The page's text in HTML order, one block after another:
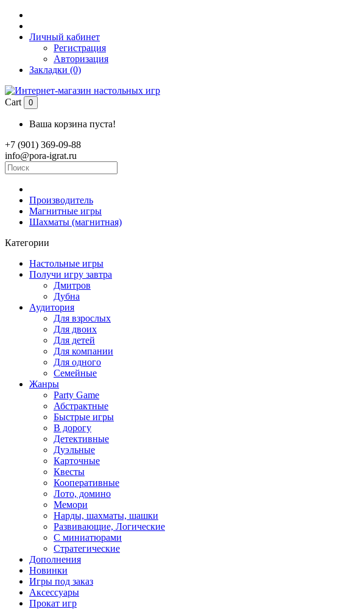
Личный кабинет
Регистрация
Авторизация
Закладки (0)
Cart 0
Ваша корзина пуста!
+7 (901) 369-09-88
info@pora-igrat.ru
Производитель
Магнитные игры
Шахматы (магнитная)
Категории
Настольные игры
Получи игру завтра
Дмитров
Дубна
Аудитория
Для взрослых
Для двоих
Для детей
Для компании
Для одного
Семейные
Жанры
Party Game
Абстрактные
Быстрые игры
В дорогу
Детективные
Дуэльные
Карточные
Квесты
Кооперативные
Лото, домино
Мемори
Нарды, шахматы, шашки
Развивающие, Логические
С миниатюрами
Стратегические
Дополнения
Новинки
Игры под заказ
Аксессуары
Прокат игр